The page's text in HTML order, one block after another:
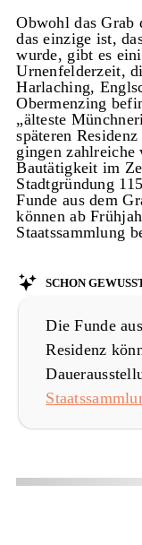
Obwohl das Grab
das einzige ist,
wurde, gibt es
Urnenfelderzeit,
Harlaching,
Obermenzing
„älteste
späteren
gingen zahlreiche
Bautätigkeit im
Stadtgründung
Funde aus dem
können ab
Staatssammlung
Schon
Die Funde
Residenz